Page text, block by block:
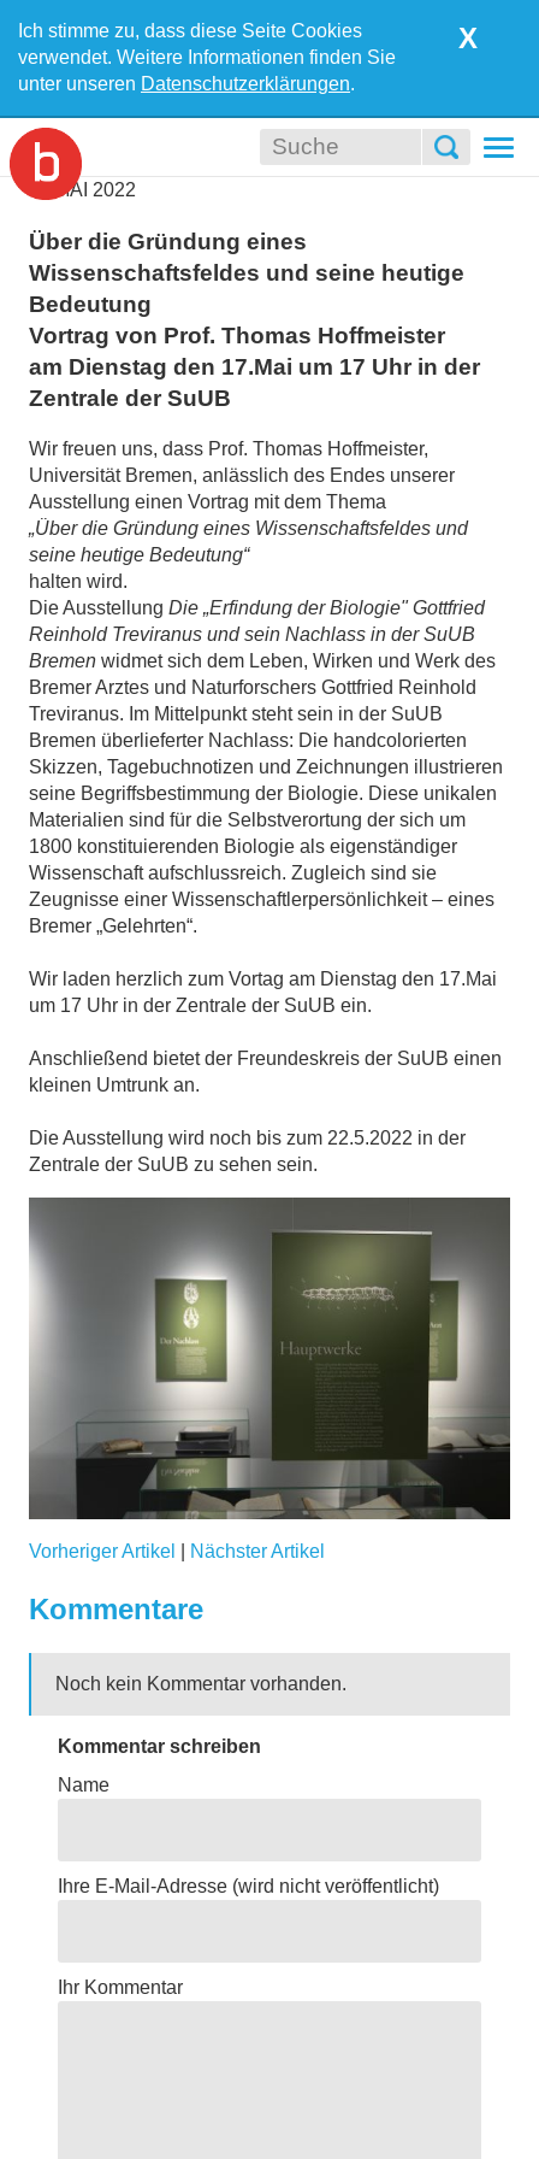
Ich stimme zu, dass diese Seite Cookies
verwendet. Weitere Informationen finden Sie
unter unseren Datenschutzerklärungen.
X
MAI 2022
Über die Gründung eines
Wissenschaftsfeldes und seine heutige
Bedeutung
Vortrag von Prof. Thomas Hoffmeister
am Dienstag den 17.Mai um 17 Uhr in der
Zentrale der SuUB
Wir freuen uns, dass Prof. Thomas Hoffmeister,
Universität Bremen, anlässlich des Endes unserer
Ausstellung einen Vortrag mit dem Thema
„Über die Gründung eines Wissenschaftsfeldes und
seine heutige Bedeutung“
halten wird.
Die Ausstellung Die „Erfindung der Biologie" Gottfried
Reinhold Treviranus und sein Nachlass in der SuUB
Bremen widmet sich dem Leben, Wirken und Werk des
Bremer Arztes und Naturforschers Gottfried Reinhold
Treviranus. Im Mittelpunkt steht sein in der SuUB
Bremen überlieferter Nachlass: Die handcolorierten
Skizzen, Tagebuchnotizen und Zeichnungen illustrieren
seine Begriffsbestimmung der Biologie. Diese unikalen
Materialien sind für die Selbstverortung der sich um
1800 konstituierenden Biologie als eigenständiger
Wissenschaft aufschlussreich. Zugleich sind sie
Zeugnisse einer Wissenschaftlerpersönlichkeit – eines
Bremer „Gelehrten“.
Wir laden herzlich zum Vortag am Dienstag den 17.Mai
um 17 Uhr in der Zentrale der SuUB ein.
Anschließend bietet der Freundeskreis der SuUB einen
kleinen Umtrunk an.
Die Ausstellung wird noch bis zum 22.5.2022 in der
Zentrale der SuUB zu sehen sein.
Vorheriger Artikel Nächster Artikel
Kommentare
Noch kein Kommentar vorhanden.
Kommentar schreiben
Name
Ihre E-Mail-Adresse (wird nicht veröffentlicht)
Ihr Kommentar